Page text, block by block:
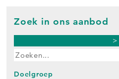
Zoek in ons aanbod
>
Doelgroep